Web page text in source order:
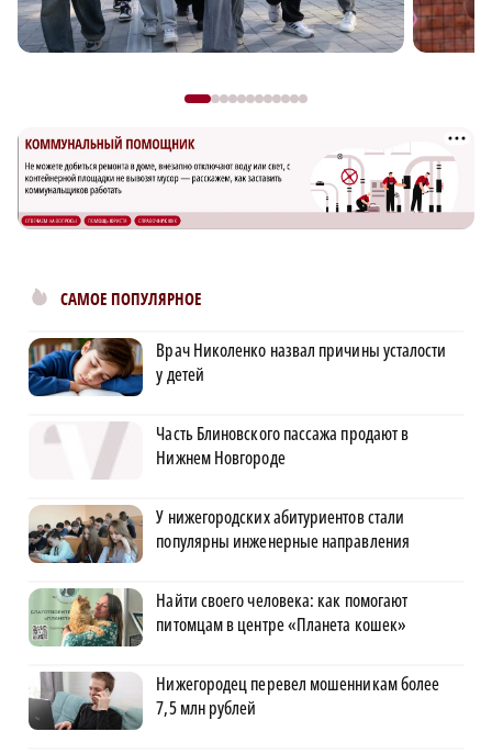
САМОЕ ПОПУЛЯРНОЕ
Врач Николенко назвал причины усталости
у детей
Часть Блиновского пассажа продают в
Нижнем Новгороде
У нижегородских абитуриентов стали
популярны инженерные направления
Найти своего человека: как помогают
питомцам в центре «Планета кошек»
Нижегородец перевел мошенникам более
7,5 млн рублей